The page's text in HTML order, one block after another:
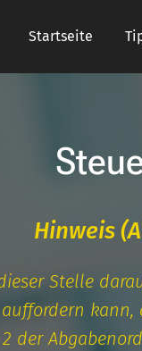
Startseite
Hinweis
Stelle
der